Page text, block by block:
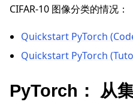
CIFAR-10 图像分类的情况：
Quickstart PyTorch
Quickstart PyTorch
PyTorch： 从